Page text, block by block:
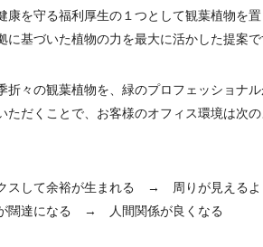
康を守る福利厚生の１つとして観葉植物を
基づいた植物の力を最大に活かした提案で
折々の観葉植物を、緑のプロフェッショナ
ただくことで、お客様のオフィス環境は次
して余裕が生まれる → 周りが見える
闊達になる → 人間関係が良くなる